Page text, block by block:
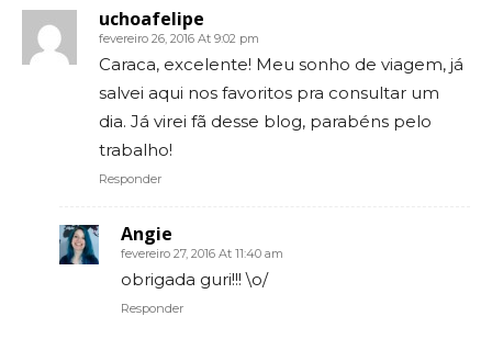
uchoafelipe
fevereiro 26, 2016 At 9:02 pm
Caraca, excelente! Meu sonho de viagem, já
salvei aqui nos favoritos pra consultar um
dia. Já virei fã desse blog, parabéns pelo
trabalho!
Responder
Angie
fevereiro 27, 2016 At 11:40 am
obrigada guri!!! \o/
Responder